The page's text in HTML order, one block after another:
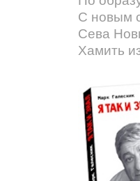
С новым
Сева
Хамить